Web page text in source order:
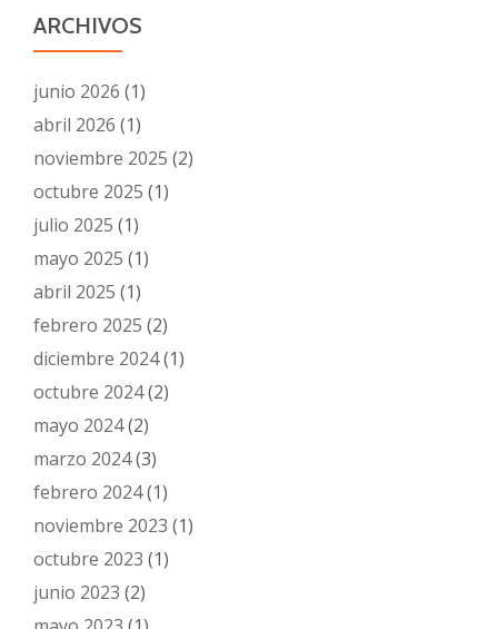
ARCHIVOS
junio 2026 (1)
abril 2026 (1)
noviembre 2025 (2)
octubre 2025 (1)
julio 2025 (1)
mayo 2025 (1)
abril 2025 (1)
febrero 2025 (2)
diciembre 2024(1)
octubre 2024(2)
mayo 2024(2)
marzo 2024(3)
febrero 2024(1)
noviembre 2023 (1)
octubre 2023 (1)
junio 2023 (2)